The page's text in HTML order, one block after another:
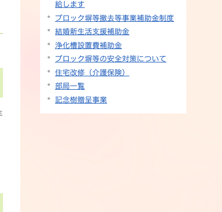
給します
ブロック塀等撤去等事業補助金制度
結婚新生活支援補助金
浄化槽設置費補助金
ブロック塀等の安全対策について
住宅改修（介護保険）
部局一覧
記念樹贈呈事業